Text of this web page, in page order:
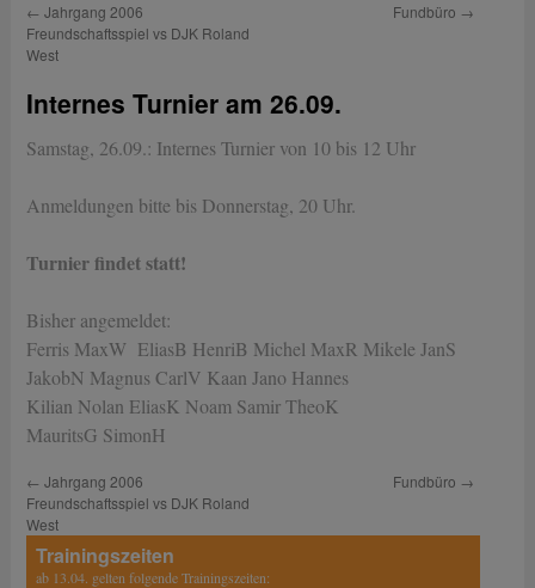
← Jahrgang 2006
Freundschaftsspiel vs DJK Roland
West
Fundbüro →
Internes Turnier am 26.09.
Samstag, 26.09.: Internes Turnier von 10 bis 12 Uhr
Anmeldungen bitte bis Donnerstag, 20 Uhr.
Turnier findet statt!
Bisher angemeldet:
Ferris MaxW EliasB HenriB Michel MaxR Mikele JanS
JakobN Magnus CarlV Kaan Jano Hannes
Kilian Nolan EliasK Noam Samir TheoK
MauritsG SimonH
← Jahrgang 2006
Freundschaftsspiel vs DJK Roland
West
Fundbüro →
Trainingszeiten
ab 13.04. gelten folgende Trainingszeiten: